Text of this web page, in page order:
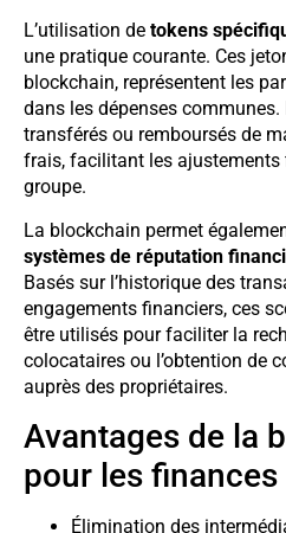
L’utilisation de tokens
une pratique courante. Ces
blockchain, représentent les
dans les dépenses
transférés ou remboursés de
frais, facilitant les ajustements
groupe.
La blockchain permet
systèmes de réputation
Basés sur l’historique des
engagements financiers, ces
être utilisés pour faciliter la
colocataires ou l’obtention de
auprès des propriétaires.
Avantages de la
pour les
Élimination des